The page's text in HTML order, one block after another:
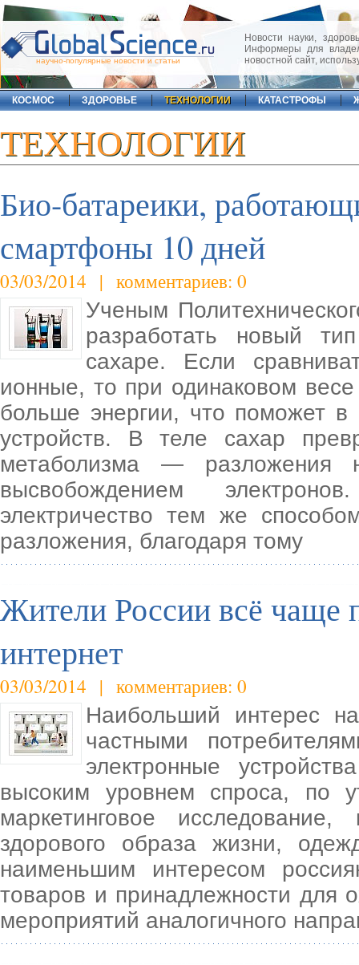
научно-популярные новости и статьи
Новости науки,
Информеры для
новостной сайт,
КОСМОС ЗДОРОВЬЕ ТЕХНОЛОГИИ КАТАСТРОФЫ
ТЕХНОЛОГИИ
Био-батареики,
смартфоны 10 дней
03/03/2014 | комментариев: 0
Ученым
разработать новый
сахаре. Если
ионные, то при одинаковом
больше энергии, что поможет в
устройств. В теле сахар
метаболизма — разложения
высвобождением
электричество тем же
разложения, благодаря тому
Жители России всё чаще
интернет
03/03/2014 | комментариев: 0
Наибольший интерес
частными
электронные
высоким уровнем спроса, по
маркетинговое
здорового образа жизни,
наименьшим интересом
товаров и принадлежности для
мероприятий аналогичного